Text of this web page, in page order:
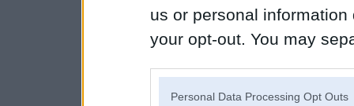
us or personal
your opt-out. You may
Personal Data Processing Opt Outs